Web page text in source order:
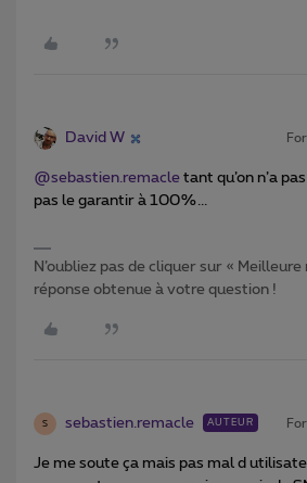
David W
@sebastien.remacle tant qu’on n’a
pas le garantir à 100%...
N’oubliez pas de cliquer sur «
réponse obtenue à votre question !
S sebastien.remacle AUTEUR
Je me soute ça mais pas mal d